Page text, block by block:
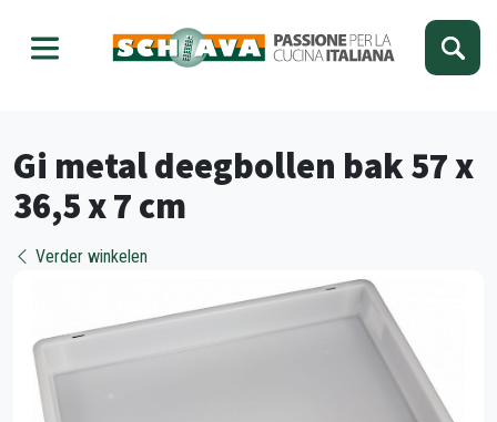
Gi metal deegbollen bak 57 x
36,5 x 7 cm
Verder winkelen